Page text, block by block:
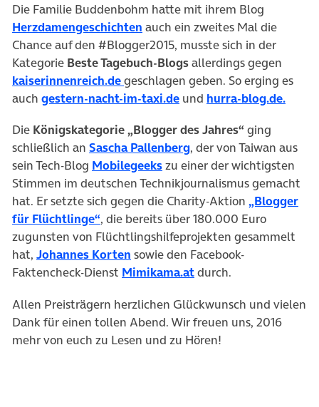
Die Familie Buddenbohm hatte mit ihrem Blog
Herzdamengeschichten auch ein zweites Mal die
Chance auf den #Blogger2015, musste sich in der
Kategorie Beste Tagebuch-Blogsallerdings gegen
kaiserinnenreich.degeschlagen geben. So erging es
auch gestern-nacht-im-taxi.de und hurra-blog.de.
Die Königskategorie „Blogger des Jahres“ ging
schließlich an Sascha Pallenberg, der von Taiwan aus
sein Tech-Blog Mobilegeekszu einer der wichtigsten
Stimmen im deutschen Technikjournalismus gemacht
hat. Er setzte sich gegen die Charity-Aktion „Blogger
für Flüchtlinge“, die bereits über 180.000 Euro
zugunsten von Flüchtlingshilfeprojekten gesammelt
hat, Johannes Korten sowie den Facebook-
Faktencheck-Dienst Mimikama.atdurch.
Allen Preisträgern herzlichen Glückwunsch und vielen
Dank für einen tollen Abend. Wir freuen uns, 2016
mehr von euch zu Lesen und zu Hören!